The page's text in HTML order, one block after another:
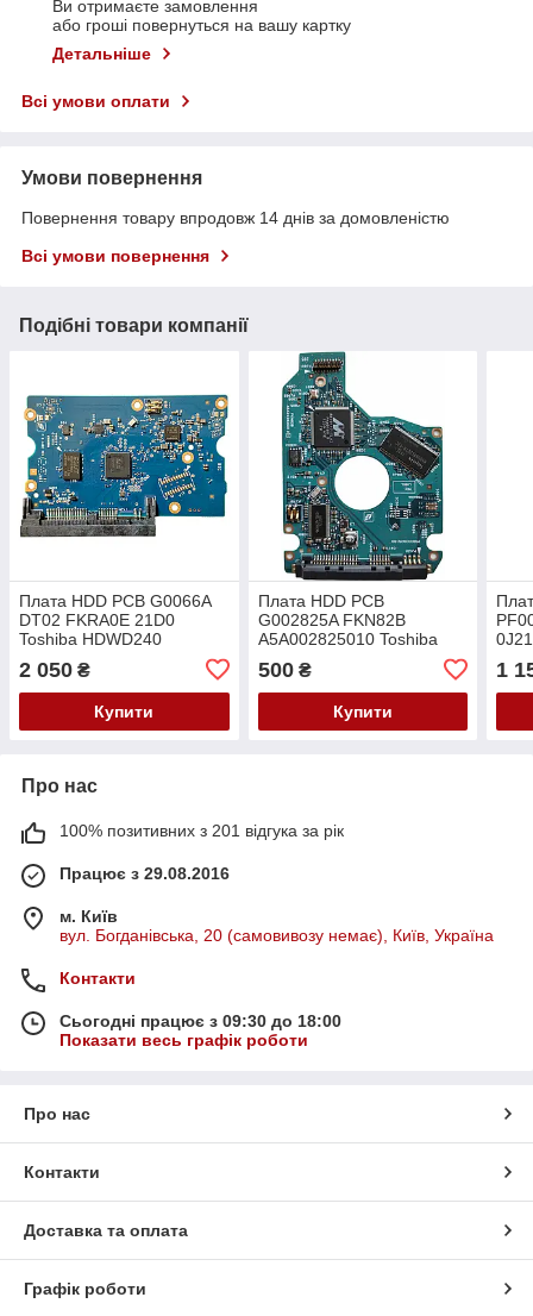
Ви отримаєте замовлення
або гроші повернуться на вашу картку
Детальніше
Всі умови оплати
Умови повернення
Повернення товару впродовж 14 днів за домовленістю
Всі умови повернення
Подібні товари компанії
Плата HDD PCB G0066A
DT02 FKRA0E 21D0
Toshiba HDWD240
HDWD260
HDWD260UZSVA
2 050 ₴
Купити
Плата HDD PCB
G002825A FKN82B
A5A002825010 Toshiba
MK1676GSX MK2576GSX
MK3276GSX MK5076GSX
MK6476GSX
500₴
Купити
1
Про нас
100% позитивних з 201 відгука за рік
Працює з 29.08.2016
м. Київ
вул. Богданівська, 20 (самовивозу немає), Київ, Україна
Контакти
Сьогодні працює з 09:30 до 18:00
Показати весь графік роботи
Про нас
Контакти
Доставка та оплата
Графік роботи